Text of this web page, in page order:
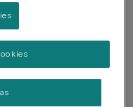
cachorros
para tu cachorro